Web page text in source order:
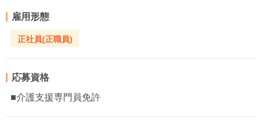
雇用形態
正社員(正職員)
応募資格
■介護支援専門員免許